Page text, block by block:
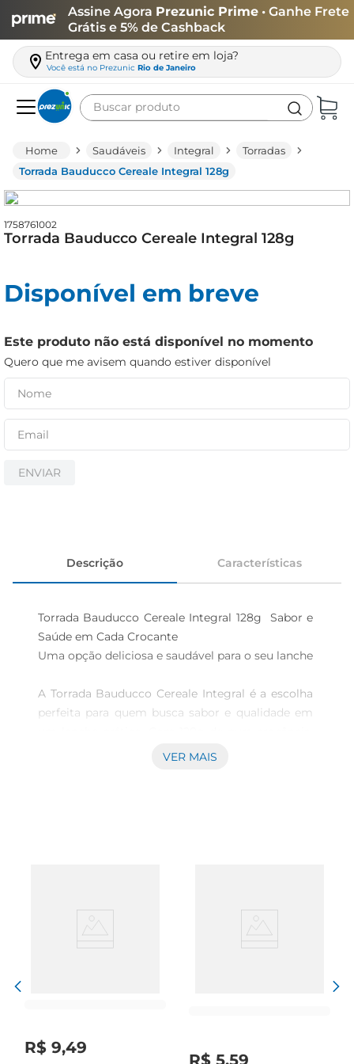
Assine Agora Prezunic Prime • Ganhe Frete
Grátis e 5% de Cashback
Entrega em casa ou retire em loja?
Você está no Prezunic Rio de Janeiro
Buscar produto
Saudáveis Integral
Torradas
Torrada Bauducco Cereale Integral 128g
1758761002
Torrada Bauducco Cereale Integral 128g
Disponível em breve
Este produto não está disponível no momento
Quero que me avisem quando estiver disponível
ENVIAR
Descrição Características
Torrada Bauducco Cereale Integral 128g  Sabor e
Saúde em Cada Crocante
Uma opção deliciosa e saudável para o seu lanche
A Torrada Bauducco Cereale Integral é a escolha
perfeita para quem busca sabor e qualidade em
essa torrada é elaborada com ingredientes
significativade fibras, que são essenciais para a
Versatilidade no seu dia a dia
VER MAIS
R$ 9,49
R$ 5,59
leite
queijo
azeite
iogurte
papel higiênico